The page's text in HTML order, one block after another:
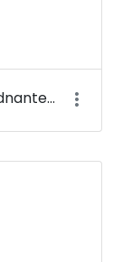
20260224_125755 Viburnum × bodnantense &#39;Deben&#39;